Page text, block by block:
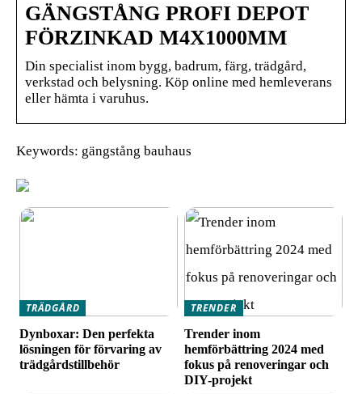
GÄNGSTÅNG PROFI DEPOT
FÖRZINKAD M4X1000MM
Din specialist inom bygg, badrum, färg, trädgård,
verkstad och belysning. Köp online med hemleverans
eller hämta i varuhus.
Keywords: gängstång bauhaus
TRÄDGÅRD
Dynboxar: Den perfekta
lösningen för förvaring av
trädgårdstillbehör
TRENDER
Trender inom
hemförbättring 2024 med
fokus på renoveringar och
DIY-projekt